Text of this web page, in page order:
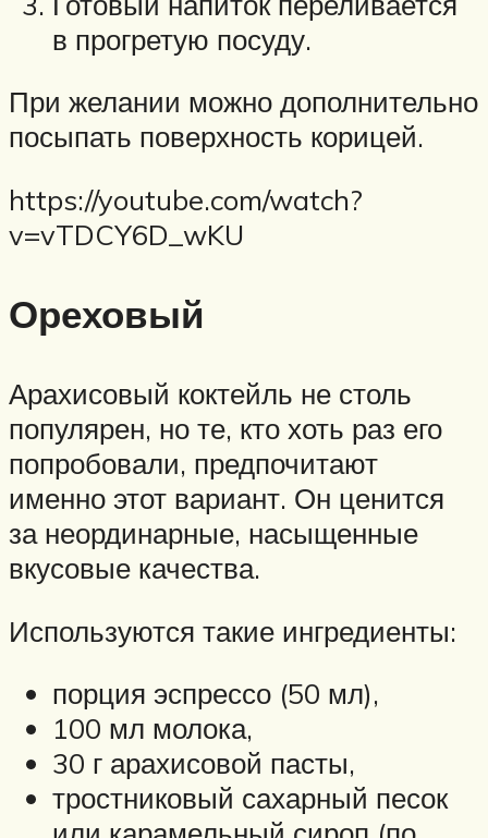
в прогретую посуду.
При желании можно дополнительно
посыпать поверхность корицей.
https://youtube.com/watch?
v=vTDCY6D_wKU
Ореховый
Арахисовый коктейль не столь
популярен, но те, кто хоть раз его
попробовали, предпочитают
именно этот вариант. Он ценится
за неординарные, насыщенные
вкусовые качества.
Используются такие ингредиенты:
порция эспрессо (50 мл),
100 мл молока,
30 г арахисовой пасты,
тростниковый сахарный песок